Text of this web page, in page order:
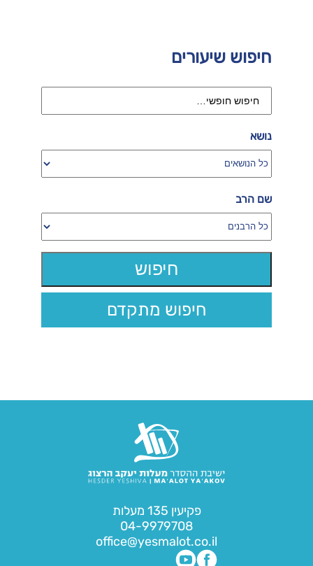
חיפוש שיעורים
נושא
שם הרב
חיפוש מתקדם
פקיעין 135 מעלות
04-9979708
office@yesmalot.co.il